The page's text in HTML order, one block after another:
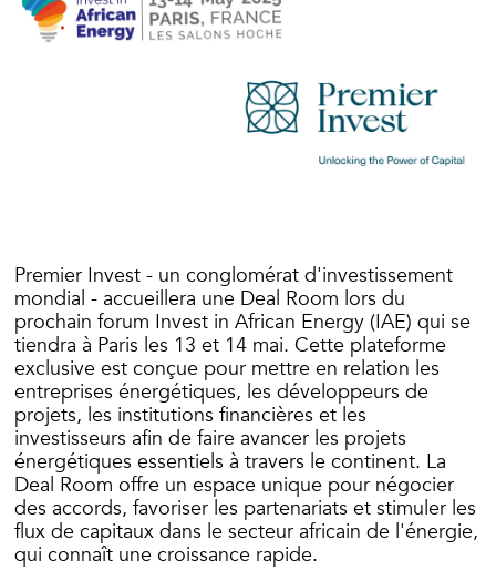
Premier Invest - un conglomérat d'investissement
mondial - accueillera une Deal Room lors du
prochain forum Invest in African Energy (IAE) qui se
tiendra à Paris les 13 et 14 mai. Cette plateforme
exclusive est conçue pour mettre en relation les
entreprises énergétiques, les développeurs de
projets, les institutions financières et les
investisseurs afin de faire avancer les projets
énergétiques essentiels à travers le continent. La
Deal Room offre un espace unique pour négocier
des accords, favoriser les partenariats et stimuler les
flux de capitaux dans le secteur africain de l'énergie,
qui connaît une croissance rapide.